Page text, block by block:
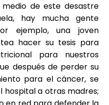
de este desastre
hay mucha gente
ejemplo, una joven
hacer su tesis para
para nuestros
después de perder su
para el cáncer, se
hospital a otras madres;